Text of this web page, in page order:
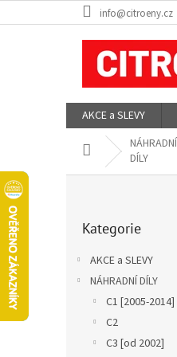
na
info@citroeny.cz
AKCE a SLEVY
Domů NÁHRADNÍ
DÍLY
kategorie
Kategorie
AKCE a SLEVY
NÁHRADNÍ DÍLY
C1 [2005-2014]
C2
C3 [od 2002]